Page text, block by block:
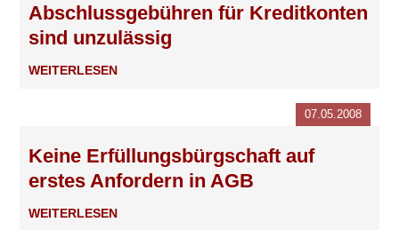
Abschlussgebühren für Kreditkonten
sind unzulässig
WEITERLESEN
Keine Erfüllungsbürgschaft auf
erstes Anfordern in AGB
07.05.2008
WEITERLESEN